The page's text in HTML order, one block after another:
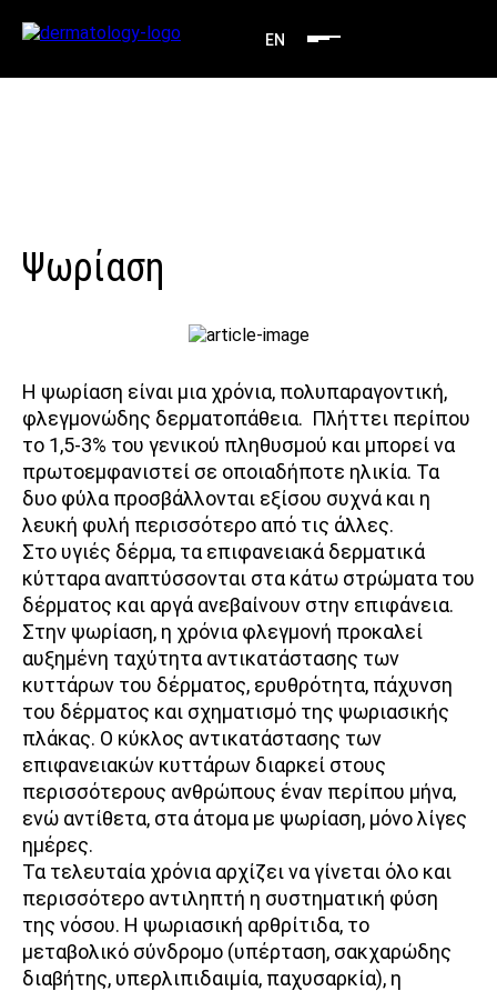
EN
Ψωρίαση
Η ψωρίαση είναι μια χρόνια, πολυπαραγοντική,
φλεγμονώδης δερματοπάθεια. Πλήττει περίπου
το 1,5-3% του γενικού πληθυσμού και μπορεί να
πρωτοεμφανιστεί σε οποιαδήποτε ηλικία. Τα
δυο φύλα προσβάλλονται εξίσου συχνά και η
λευκή φυλή περισσότερο από τις άλλες.
Στο υγιές δέρμα, τα επιφανειακά δερματικά
κύτταρα αναπτύσσονται στα κάτω στρώματα του
δέρματος και αργά ανεβαίνουν στην επιφάνεια.
Στην ψωρίαση, η χρόνια φλεγμονή προκαλεί
αυξημένη ταχύτητα αντικατάστασης των
κυττάρων του δέρματος, ερυθρότητα, πάχυνση
του δέρματος και σχηματισμό της ψωριασικής
πλάκας. Ο κύκλος αντικατάστασης των
επιφανειακών κυττάρων διαρκεί στους
περισσότερους ανθρώπους έναν περίπου μήνα,
ενώ αντίθετα, στα άτομα με ψωρίαση, μόνο λίγες
ημέρες.
Τα τελευταία χρόνια αρχίζει να γίνεται όλο και
περισσότερο αντιληπτή η συστηματική φύση
της νόσου. Η ψωριασική αρθρίτιδα, το
μεταβολικό σύνδρομο (υπέρταση, σακχαρώδης
διαβήτης, υπερλιπιδαιμία, παχυσαρκία), η